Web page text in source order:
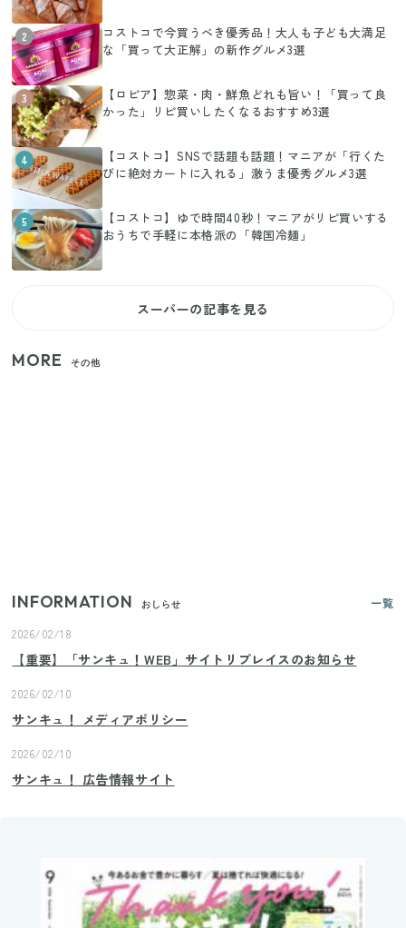
2
コストコで今買うべき優秀品！大人も子ども大満足
な「買って大正解」の新作グルメ3選
3
【ロピア】惣菜・肉・鮮魚どれも旨い！「買って良
かった」リピ買いしたくなるおすすめ3選
4
【コストコ】SNSで話題も話題！マニアが「行くた
びに絶対カートに入れる」激うま優秀グルメ3選
5
【コストコ】ゆで時間40秒！マニアがリピ買いする
おうちで手軽に本格派の「韓国冷麺」
スーパーの記事を見る
MORE その他
INFORMATION おしらせ
一覧
2026/02/18
【重要】「サンキュ！WEB」サイトリプレイスのお知らせ
2026/02/10
サンキュ！ メディアポリシー
2026/02/10
サンキュ！ 広告情報サイト